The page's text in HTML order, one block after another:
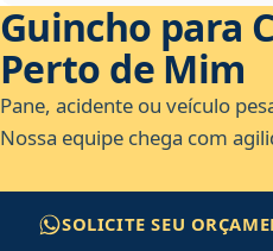
Guincho para
Perto de Mim
Pane, acidente ou veículo
Nossa equipe chega com
SOLICITE SEU